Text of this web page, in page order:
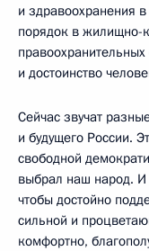
и здравоохранения
порядок в жилищно-
и достоинство
Сейчас звучат
и будущего России.
свободной
выбрал наш народ. И
чтобы достойно
сильной и
комфортно,